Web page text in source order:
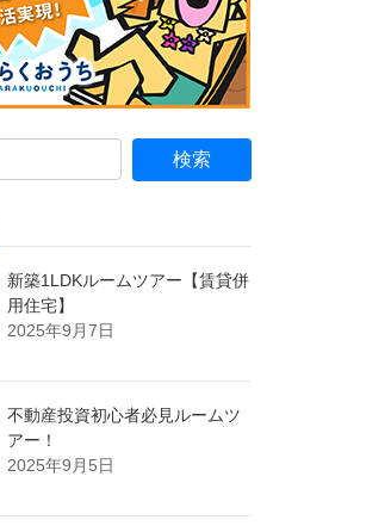
新築1LDKルームツアー【賃貸併
用住宅】
2025年9月7日
不動産投資初心者必見ルームツ
アー！
2025年9月5日